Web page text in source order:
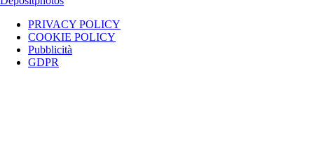
PRIVACY POLICY
COOKIE POLICY
Pubblicità
GDPR